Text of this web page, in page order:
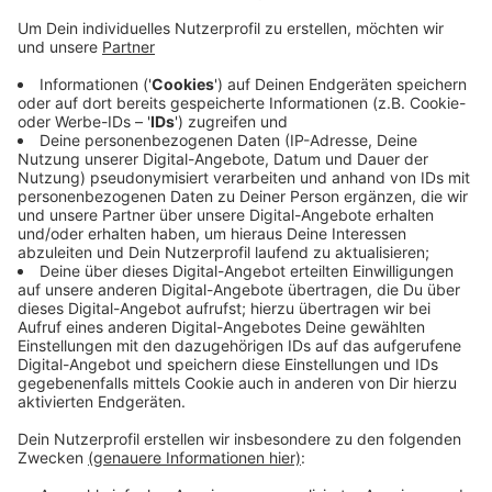
darüber Informiert, wie Besucher ihre
Wertgegenstände vor den Dieben schützen
können. Wichtig sei, die Wertsache eng am Körper
zu tragen, hat der Pressesprecher der
Bundespolizei Aachen, Bernd Küppers, heute
mitgeteilt. Außerdem kann man einen Rucksack
mit Wertgegenständen beim Aussteigen zum
Schützen auch vorne tragen. Große Summen von
Geld sollten zuhause bleiben und auch der oft
verschmähte Brustbeutel biete in vielen Fällen
Schutz vor Diebstählen.
Veröffentlicht:Dienstag, 16.07.2019 15:25
Anzeige